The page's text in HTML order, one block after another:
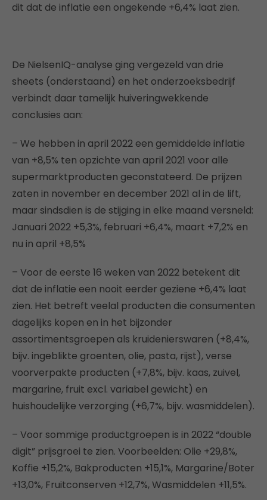
dit dat de inflatie een ongekende +6,4% laat zien.
De NielsenIQ-analyse ging vergezeld van drie
sheets (onderstaand) en het onderzoeksbedrijf
verbindt daar tamelijk huiveringwekkende
conclusies aan:
– We hebben in april 2022 een gemiddelde inflatie
van +8,5% ten opzichte van april 2021 voor alle
supermarktproducten geconstateerd. De prijzen
zaten in november en december 2021 al in de lift,
maar sindsdien is de stijging in elke maand versneld:
Januari 2022 +5,3%, februari +6,4%, maart +7,2% en
nu in april +8,5%
– Voor de eerste 16 weken van 2022 betekent dit
dat de inflatie een nooit eerder geziene +6,4% laat
zien. Het betreft veelal producten die consumenten
dagelijks kopen en in het bijzonder
assortimentsgroepen als kruidenierswaren (+8,4%,
bijv. ingeblikte groenten, olie, pasta, rijst), verse
voorverpakte producten (+7,8%, bijv. kaas, zuivel,
margarine, fruit excl. variabel gewicht) en
huishoudelijke verzorging (+6,7%, bijv. wasmiddelen).
– Voor sommige productgroepen is in 2022 “double
digit” prijsgroei te zien. Voorbeelden: Olie +29,8%,
Koffie +15,2%, Bakproducten +15,1%, Margarine/Boter
+13,0%, Fruitconserven +12,7%, Wasmiddelen +11,5%.